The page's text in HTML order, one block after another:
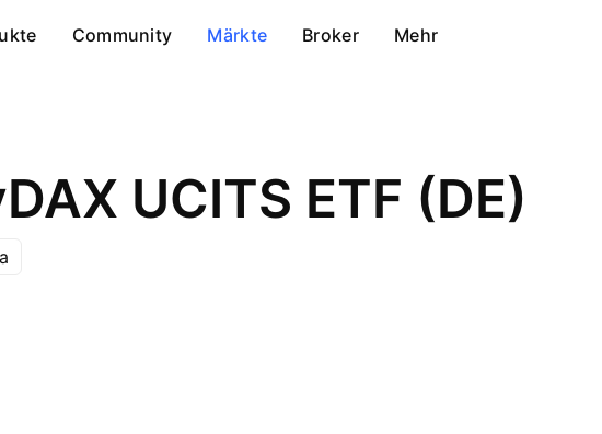
Community Märkte Broker Mehr
UCITS ETF (DE)